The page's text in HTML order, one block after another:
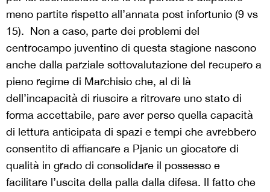
meno partite rispetto all’annata post infortunio (9 vs
15). Non a caso, parte dei problemi del
centrocampo juventino di questa stagione nascono
anche dalla parziale sottovalutazione del recupero a
pieno regime di Marchisio che, al di là
dell’incapacità di riuscire a ritrovare uno stato di
forma accettabile, pare aver perso quella capacità
di lettura anticipata di spazi e tempi che avrebbero
consentito di affiancare a Pjanic un giocatore di
qualità in grado di consolidare il possesso e
facilitare l’uscita della palla dalla difesa. Il fatto che